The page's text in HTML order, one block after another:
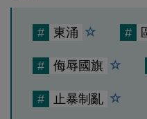
# 東涌 #
# 侮辱國旗
# 止暴制亂